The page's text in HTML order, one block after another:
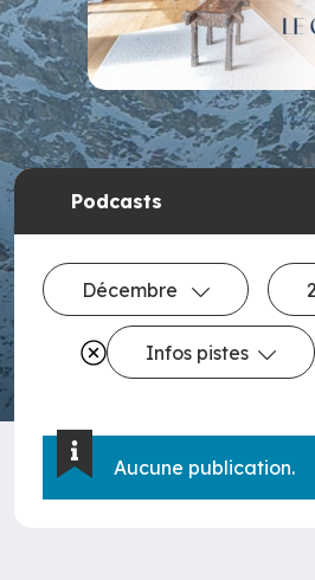
Podcasts
Décembre
Infos pistes
Aucune publication.